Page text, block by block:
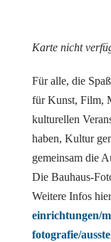
Karte nicht
Für alle, die
für Kunst, Film,
kulturellen
haben, Kultur
gemeinsam die
Die Bauhaus-
Weitere Infos
einrichtungen/
fotografie/